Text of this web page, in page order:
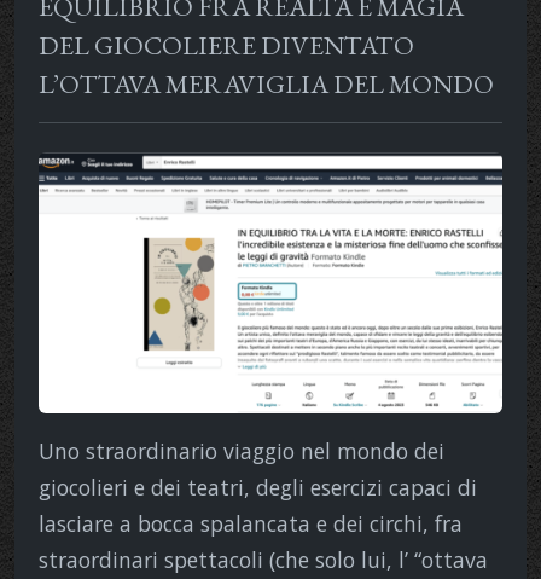
DEL GIOCOLIERE DIVENTATO
L’OTTAVA MERAVIGLIA DEL MONDO
Uno straordinario viaggio nel mondo dei
giocolieri e dei teatri, degli esercizi capaci di
lasciare a bocca spalancata e dei circhi, fra
straordinari spettacoli (che solo lui, l’ “ottava